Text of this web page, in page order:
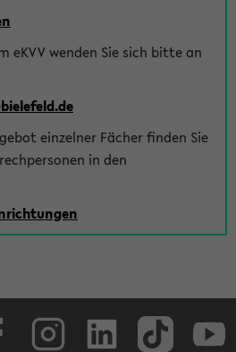
eKVV wenden Sie sich bitte an
einzelner Fächer finden Sie
in den